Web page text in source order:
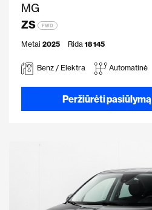
MG
ZS
FWD
Metai 2025 Rida 18 145
Benz / Elektra Automatinė
Peržiūrėti pasiūlymą